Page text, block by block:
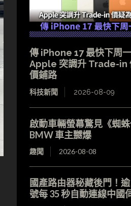
傳 iPhone 17 最快下周一
Apple 突調升 Trade-in
價鋪路
科技新聞 2026-08-09
啟動車輛螢幕驚見《蜘
BMW 車主嬲爆
趣聞 2026-08-08
國產路由器秘藏後門！
號每 35 秒自動連線中國